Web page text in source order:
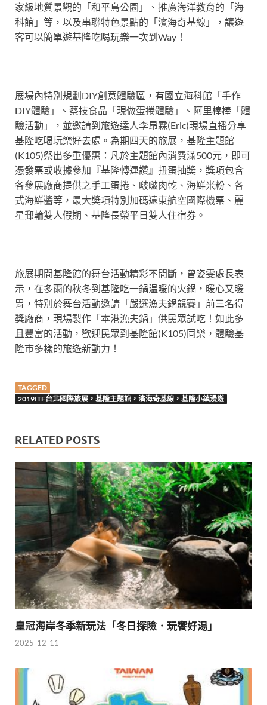
家級地質景觀的「和平島公園」、推廣海洋教育的「海
科館」等，以及串聯特色景點的「濱海奇基線」，讓遊
客可以簡單遊基隆吃喝玩樂一次到Way！
展場內特別規劃DIY創意體驗區，有國立海科館「手作
DIY體驗」、蔡技食品「現做蛋捲體驗」、阿里棒棒「體
驗活動」，並邀請到旅遊達人李昂霖(Eric)現場直播分享
基隆吃喝玩樂好去處。為期四天的旅展，基隆主題館
(K105)祭出多重優惠：凡於主題館內消費滿500元，即可
憑發票或收據參加『基隆轉運讚』扭蛋抽奬，獎項包含
各參展廠商提供之手工蛋捲、啵啵肉乾、海鮮米粉、各
式海鮮醬等，最大奬項特別加碼遠東航空國際機票、麗
星郵輪雙人假期、基隆長榮平日雙人住宿券。
旅展期間基隆館的舞台活動精彩不間斷，曾姿雯處長表
示，在多雨的秋冬到基隆吃一鍋温暖的火鍋，暖心又暖
胃，特別於舞台活動邀請「嚴選漁夫鍋競賽」前三名得
獎廠商，現場製作「本港漁夫鍋」供民眾試吃！如此多
且豐富的活動，歡迎民眾到基隆館(K105)同樂，體驗基
隆市多樣的旅遊新動力！
TAGGED
2019ITF台北國際旅展，基隆主題館，濱海奇基線，基隆小鎮漫遊
RELATED POSTS
皇冠海岸冬季新玩法「冬日探險．玩饗好湯」
2025-12-11